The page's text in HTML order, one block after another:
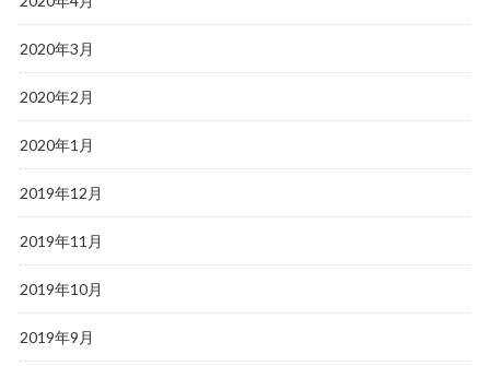
2020年3月
2020年2月
2020年1月
2019年12月
2019年11月
2019年10月
2019年9月